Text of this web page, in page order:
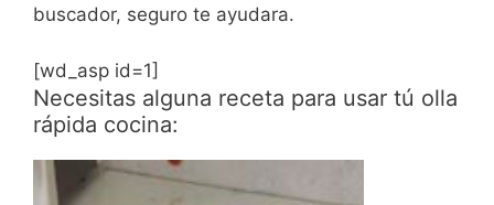
buscador, seguro te ayudara.
[wd_asp id=1]
Necesitas alguna receta para usar tú olla
rápida cocina: